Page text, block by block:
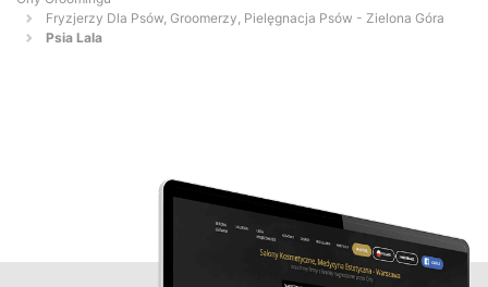
Fryzjerzy Dla Psów, Groomerzy, Pielęgnacja Psów - Zielona Góra
Psia Lala